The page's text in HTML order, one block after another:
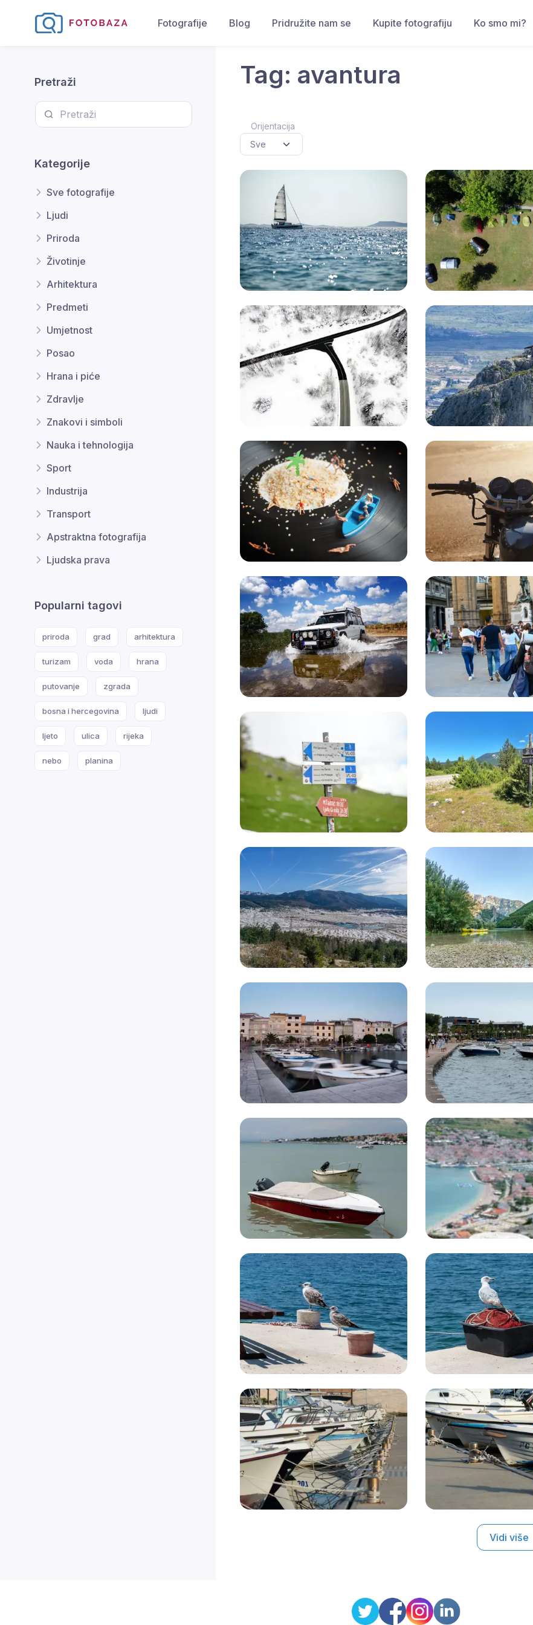
Fotografije Blog Pridružite nam se Kupite fotografiju Ko smo mi?
Pretraži
Kategorije
Sve fotografije
Ljudi
Priroda
Životinje
Arhitektura
Predmeti
Umjetnost
Posao
Hrana i piće
Zdravlje
Znakovi i simboli
Nauka i tehnologija
Sport
Industrija
Transport
Apstraktna fotografija
Ljudska prava
Popularni tagovi
priroda grad arhitektura
turizam voda hrana
putovanje zgrada
bosna i hercegovina ljudi
ljeto ulica rijeka
nebo planina
Tag: avantura
Orijentacija
Vidi više